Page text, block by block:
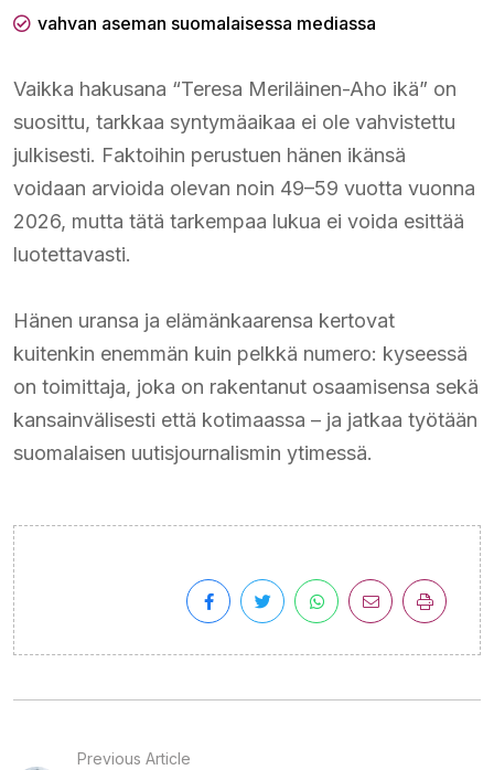
vahvan aseman suomalaisessa mediassa
Vaikka hakusana “Teresa Meriläinen-Aho ikä” on
suosittu, tarkkaa syntymäaikaa ei ole vahvistettu
julkisesti. Faktoihin perustuen hänen ikänsä
voidaan arvioida olevan noin 49–59 vuotta vuonna
2026, mutta tätä tarkempaa lukua ei voida esittää
luotettavasti.
Hänen uransa ja elämänkaarensa kertovat
kuitenkin enemmän kuin pelkkä numero: kyseessä
on toimittaja, joka on rakentanut osaamisensa sekä
kansainvälisesti että kotimaassa – ja jatkaa työtään
suomalaisen uutisjournalismin ytimessä.
Previous Article